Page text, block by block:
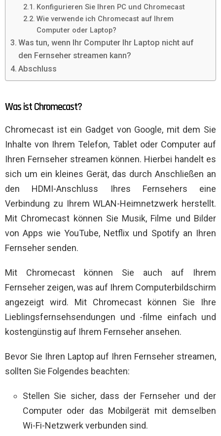
Konfigurieren Sie Ihren PC und Chromecast
Wie verwende ich Chromecast auf Ihrem
Computer oder Laptop?
Was tun, wenn Ihr Computer Ihr Laptop nicht auf
den Fernseher streamen kann?
Abschluss
Was ist Chromecast?
Chromecast ist ein Gadget von Google, mit dem Sie
Inhalte von Ihrem Telefon, Tablet oder Computer auf
Ihren Fernseher streamen können. Hierbei handelt es
sich um ein kleines Gerät, das durch Anschließen an
den HDMI-Anschluss Ihres Fernsehers eine
Verbindung zu Ihrem WLAN-Heimnetzwerk herstellt.
Mit Chromecast können Sie Musik, Filme und Bilder
von Apps wie YouTube, Netflix und Spotify an Ihren
Fernseher senden.
Mit Chromecast können Sie auch auf Ihrem
Fernseher zeigen, was auf Ihrem Computerbildschirm
angezeigt wird. Mit Chromecast können Sie Ihre
Lieblingsfernsehsendungen und -filme einfach und
kostengünstig auf Ihrem Fernseher ansehen.
Bevor Sie Ihren Laptop auf Ihren Fernseher streamen,
sollten Sie Folgendes beachten:
Stellen Sie sicher, dass der Fernseher und der
Computer oder das Mobilgerät mit demselben
Wi-Fi-Netzwerk verbunden sind.